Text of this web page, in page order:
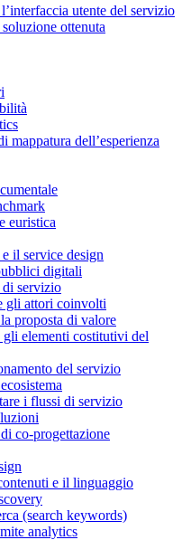
utente del servizio
ottenuta
mappatura dell’esperienza
euristica
il service design
digitali
servizio
gli attori coinvolti
proposta di valore
gli elementi costitutivi del
del servizio
i flussi di servizio
co-progettazione
e il linguaggio
(search keywords)
analytics